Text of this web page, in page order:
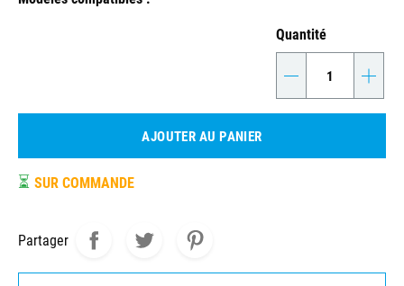
Quantité
- +
AJOUTER AU PANIER
⏳ SUR COMMANDE
Partager